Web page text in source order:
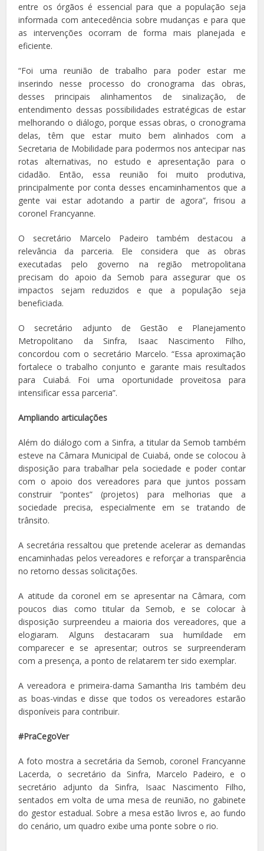
entre os órgãos é essencial para que a população seja
informada com antecedência sobre mudanças e para que
as intervenções ocorram de forma mais planejada e
eficiente.
“Foi uma reunião de trabalho para poder estar me
inserindo nesse processo do cronograma das obras,
desses principais alinhamentos de sinalização, de
entendimento dessas possibilidades estratégicas de estar
melhorando o diálogo, porque essas obras, o cronograma
delas, têm que estar muito bem alinhados com a
Secretaria de Mobilidade para podermos nos antecipar nas
rotas alternativas, no estudo e apresentação para o
cidadão. Então, essa reunião foi muito produtiva,
principalmente por conta desses encaminhamentos que a
gente vai estar adotando a partir de agora”, frisou a
coronel Francyanne.
O secretário Marcelo Padeiro também destacou a
relevância da parceria. Ele considera que as obras
executadas pelo governo na região metropolitana
precisam do apoio da Semob para assegurar que os
impactos sejam reduzidos e que a população seja
beneficiada.
O secretário adjunto de Gestão e Planejamento
Metropolitano da Sinfra, Isaac Nascimento Filho,
concordou com o secretário Marcelo. “Essa aproximação
fortalece o trabalho conjunto e garante mais resultados
para Cuiabá. Foi uma oportunidade proveitosa para
intensificar essa parceria”.
Ampliando articulações
Além do diálogo com a Sinfra, a titular da Semob também
esteve na Câmara Municipal de Cuiabá, onde se colocou à
disposição para trabalhar pela sociedade e poder contar
com o apoio dos vereadores para que juntos possam
construir “pontes” (projetos) para melhorias que a
sociedade precisa, especialmente em se tratando de
trânsito.
A secretária ressaltou que pretende acelerar as demandas
encaminhadas pelos vereadores e reforçar a transparência
no retorno dessas solicitações.
A atitude da coronel em se apresentar na Câmara, com
poucos dias como titular da Semob, e se colocar à
disposição surpreendeu a maioria dos vereadores, que a
elogiaram. Alguns destacaram sua humildade em
comparecer e se apresentar; outros se surpreenderam
com a presença, a ponto de relatarem ter sido exemplar.
A vereadora e primeira-dama Samantha Iris também deu
as boas-vindas e disse que todos os vereadores estarão
disponíveis para contribuir.
#PraCegoVer
A foto mostra a secretária da Semob, coronel Francyanne
Lacerda, o secretário da Sinfra, Marcelo Padeiro, e o
secretário adjunto da Sinfra, Isaac Nascimento Filho,
sentados em volta de uma mesa de reunião, no gabinete
do gestor estadual. Sobre a mesa estão livros e, ao fundo
do cenário, um quadro exibe uma ponte sobre o rio.